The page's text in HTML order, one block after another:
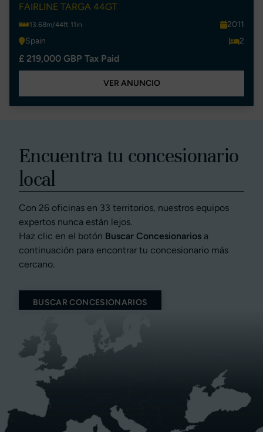
FAIRLINE TARGA 44GT
13.68m/44ft 11in
2011
Spain
2
£ 219,000 GBP Tax Paid
VER ANUNCIO
Encuentra tu concesionario
local
Con 26 oficinas en 33 territorios, nuestros equipos
expertos nunca están lejos.
Haz clic en el botón Buscar Concesionarios a
continuación para encontrar tu concesionario más
cercano.
BUSCAR CONCESIONARIOS